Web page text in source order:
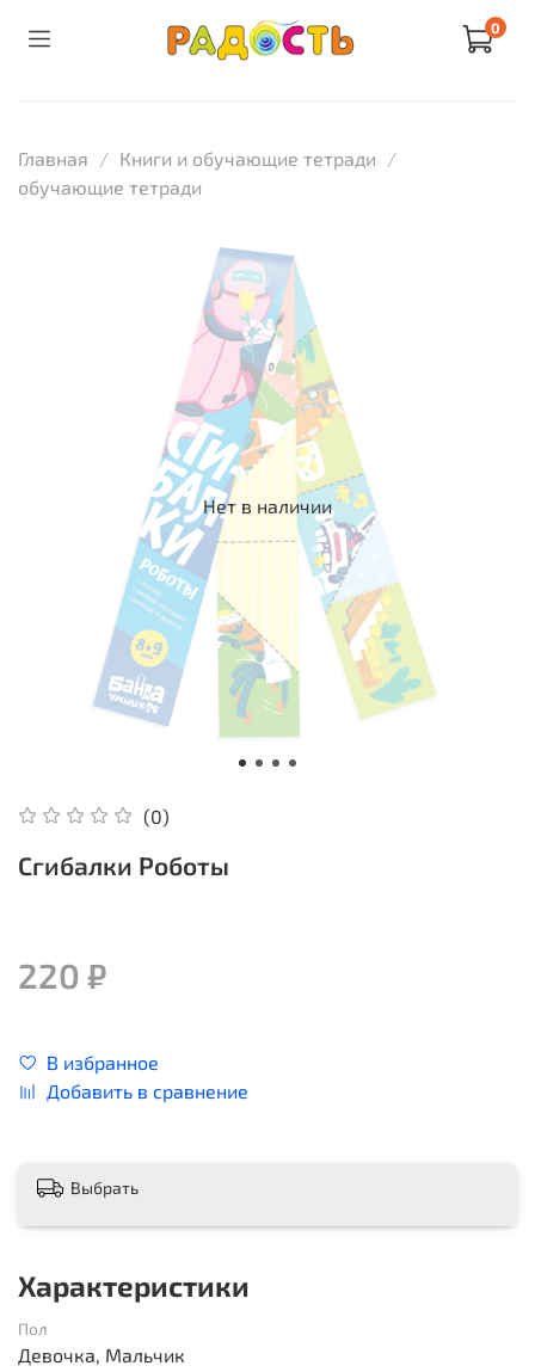
0
Главная
Книги и обучающие тетради
обучающие тетради
Нет в наличии
(0)
Сгибалки Роботы
220 ₽
В избранное
Добавить в сравнение
Выбрать
Характеристики
Пол
Девочка, Мальчик